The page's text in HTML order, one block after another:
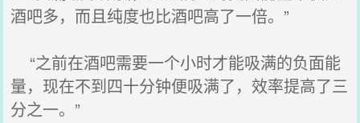
酒吧多，而且纯度也比酒吧高了一倍。”
“之前在酒吧需要一个小时才能吸满的负面能
量，现在不到四十分钟便吸满了，效率提高了三
分之一。”